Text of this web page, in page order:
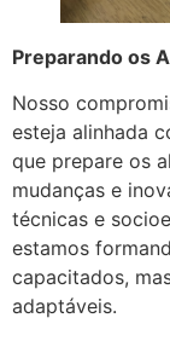
Preparando os
Nosso
esteja alinhada
que prepare os
mudanças e
técnicas e
estamos
capacitados,
adaptáveis.